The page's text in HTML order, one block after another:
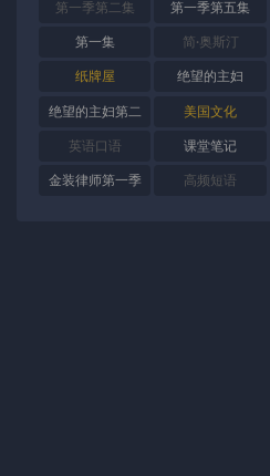
第一季第二集 第一季第五集
第一集 简·奥斯汀
纸牌屋 绝望的主妇
绝望的主妇第二
季
美国文化
英语口语 课堂笔记
金装律师第一季 高频短语